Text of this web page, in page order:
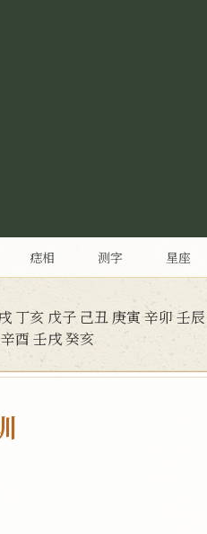
痣相 测字 星座
丁亥 戊子 己丑 庚寅 辛卯 壬辰
辛酉 壬戌癸亥